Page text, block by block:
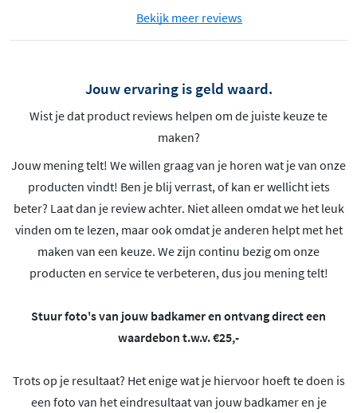
Bekijk meer reviews
Jouw ervaring is geld waard.
Wist je dat product reviews helpen om de juiste keuze te
maken?
Jouw mening telt! We willen graag van je horen wat je van onze
producten vindt! Ben je blij verrast, of kan er wellicht iets
beter? Laat dan je review achter. Niet alleen omdat we het leuk
vinden om te lezen, maar ook omdat je anderen helpt met het
maken van een keuze. We zijn continu bezig om onze
producten en service te verbeteren, dus jou mening telt!
Stuur foto's van jouw badkamer en ontvang direct een
waardebon t.w.v. €25,-
Trots op je resultaat? Het enige wat je hiervoor hoeft te doen is
een foto van het eindresultaat van jouw badkamer en je